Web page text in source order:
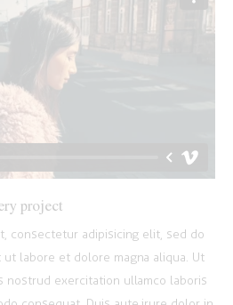
project
consectetur adipisicing elit, sed do
labore et dolore magna aliqua. Ut
nostrud exercitation ullamco laboris